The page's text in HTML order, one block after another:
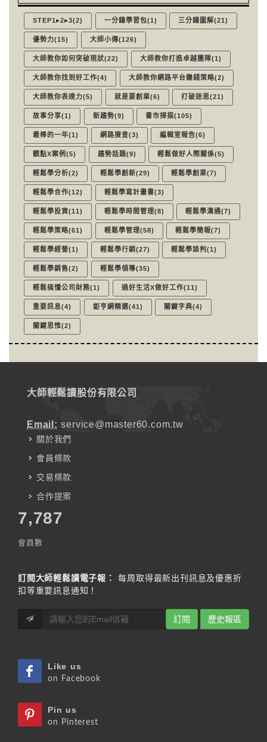
STEP1▸2▸3(2) 一分鐘學習包(1) 三分鐘圖解(21)
優勢力(15) 大師小傳(126)
大師教你如何突破現狀(22) 大師教你打造卓越團隊(1)
大師教你找到好工作(4) 大師教你網路平台賺錢策略(2)
大師教你表達力(5) 就是要創業(6) 打破迷思(21)
故事分享(1) 新趨勢(9) 書市掃描(105)
最棒的一年(1) 網路搜查(3) 編輯室報告(6)
觀點X案例(5) 趨勢話題(9) 輕鬆做好人際關係(5)
輕鬆學分析(2) 輕鬆學創新(29) 輕鬆學創業(7)
輕鬆學合作(12) 輕鬆學寫計畫書(3)
輕鬆學投資(11) 輕鬆學時間管理(8) 輕鬆學溝通(7)
輕鬆學策略(61) 輕鬆學管理(58) 輕鬆學簡報(7)
輕鬆學經營(1) 輕鬆學行銷(27) 輕鬆學談判(1)
輕鬆學銷售(2) 輕鬆學領導(35)
輕鬆搞懂公司財務(1) 過好生活X做好工作(11)
重要訊息(4) 鉅亨網精選(41) 關鍵字典(4)
關鍵思惟(2)
大師輕鬆讀股份有限公司
Email: service@master60.com.tw
關於我們
會員條款
交易條款
合作提案
7,787
會員數
訂閱大師輕鬆讀電子報：
每周取得最新出刊訊息及優惠折
扣等重要訊息通知！
訂閱 歷史報區
Like us
on Facebook
Pin us
on Pinterest